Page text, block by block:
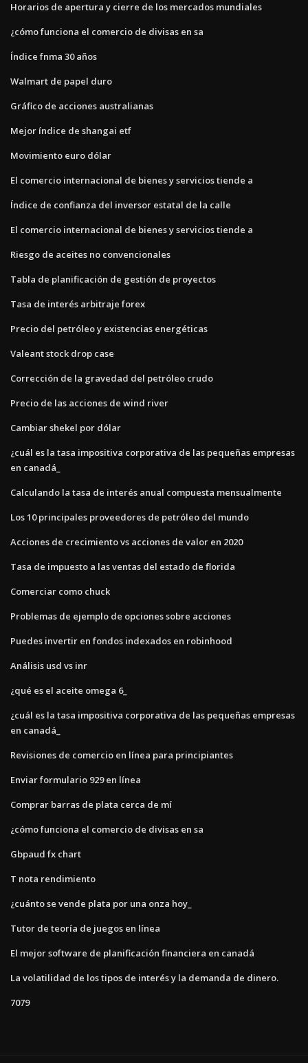
Horarios de apertura y cierre de los mercados mundiales
¿cómo funciona el comercio de divisas en sa
Índice fnma 30 años
Walmart de papel duro
Gráfico de acciones australianas
Mejor índice de shangai etf
Movimiento euro dólar
El comercio internacional de bienes y servicios tiende a
Índice de confianza del inversor estatal de la calle
El comercio internacional de bienes y servicios tiende a
Riesgo de aceites no convencionales
Tabla de planificación de gestión de proyectos
Tasa de interés arbitraje forex
Precio del petróleo y existencias energéticas
Valeant stock drop case
Corrección de la gravedad del petróleo crudo
Precio de las acciones de wind river
Cambiar shekel por dólar
¿cuál es la tasa impositiva corporativa de las pequeñas empresas
en canadá_
Calculando la tasa de interés anual compuesta mensualmente
Los 10 principales proveedores de petróleo del mundo
Acciones de crecimiento vs acciones de valor en 2020
Tasa de impuesto a las ventas del estado de florida
Comerciar como chuck
Problemas de ejemplo de opciones sobre acciones
Puedes invertir en fondos indexados en robinhood
Análisis usd vs inr
¿qué es el aceite omega 6_
¿cuál es la tasa impositiva corporativa de las pequeñas empresas
en canadá_
Revisiones de comercio en línea para principiantes
Enviar formulario 929 en línea
Comprar barras de plata cerca de mí
¿cómo funciona el comercio de divisas en sa
Gbpaud fx chart
T nota rendimiento
¿cuánto se vende plata por una onza hoy_
Tutor de teoría de juegos en línea
El mejor software de planificación financiera en canadá
La volatilidad de los tipos de interés y la demanda de dinero.
7079